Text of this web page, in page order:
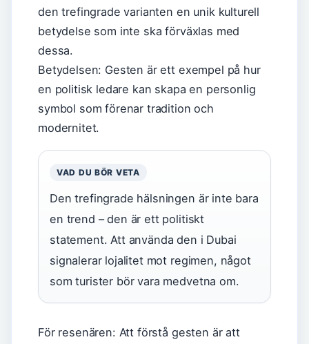
den trefingrade varianten en unik kulturell
betydelse som inte ska förväxlas med
dessa.
Betydelsen: Gesten är ett exempel på hur
en politisk ledare kan skapa en personlig
symbol som förenar tradition och
modernitet.
VAD DU BÖR VETA
Den trefingrade hälsningen är inte bara
en trend – den är ett politiskt
statement. Att använda den i Dubai
signalerar lojalitet mot regimen, något
som turister bör vara medvetna om.
För resenären: Att förstå gesten är att